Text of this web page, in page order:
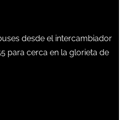
desde el intercambiador
para cerca en la glorieta de